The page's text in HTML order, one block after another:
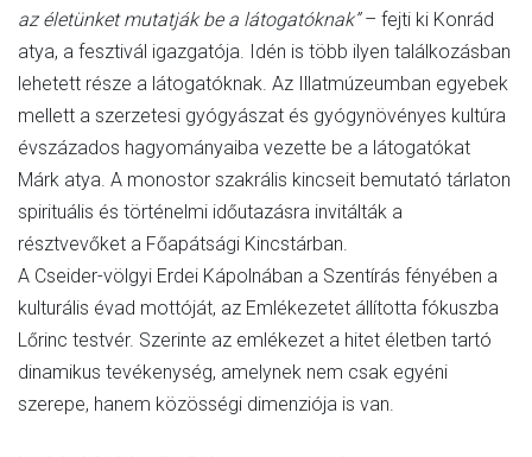
az életünket mutatják be a látogatóknak”– fejti ki Konrád
atya, a fesztivál igazgatója. Idén is több ilyen találkozásban
lehetett része a látogatóknak. Az Illatmúzeumban egyebek
mellett a szerzetesi gyógyászat és gyógynövényes kultúra
évszázados hagyományaiba vezette be a látogatókat
Márk atya. A monostor szakrális kincseit bemutató tárlaton
spirituális és történelmi időutazásra invitálták a
résztvevőket a Főapátsági Kincstárban.
A Cseider-völgyi Erdei Kápolnában a Szentírás fényében a
kulturális évad mottóját, az Emlékezetet állította fókuszba
Lőrinc testvér. Szerinte az emlékezet a hitet életben tartó
dinamikus tevékenység, amelynek nem csak egyéni
szerepe, hanem közösségi dimenziója is van.